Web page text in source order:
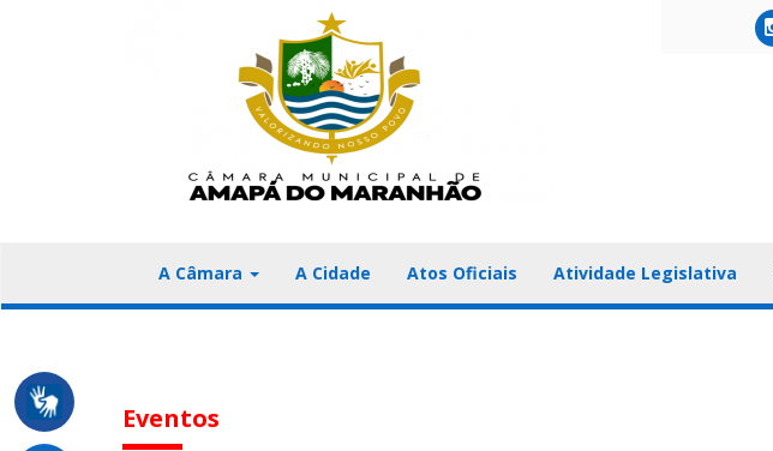
A Câmara A Cidade Atos Oficiais Atividade Legislativa
Eventos